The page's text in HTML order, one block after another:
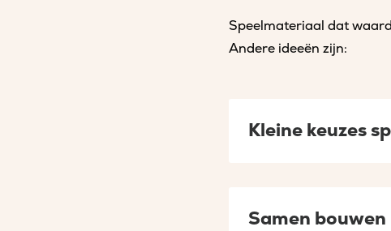
Speelmateriaal dat
Andere ideeën zijn:
Kleine keuzes
Samen bouwen